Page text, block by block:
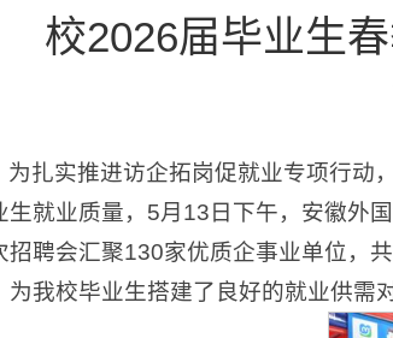
校2026届毕业生
为扎实推进访企拓岗促就业专项行动
生就业质量，5月13日下午，安徽外
招聘会汇聚130家优质企事业单位，
为我校毕业生搭建了良好的就业供需